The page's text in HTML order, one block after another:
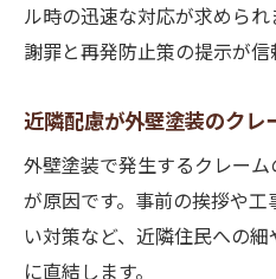
ル時の迅速な対応が求めら
謝罪と再発防止策の提示が信
近隣配慮が外壁塗装のクレ
外壁塗装で発生するクレー
が原因です。事前の挨拶や
い対策など、近隣住民への
に直結します。